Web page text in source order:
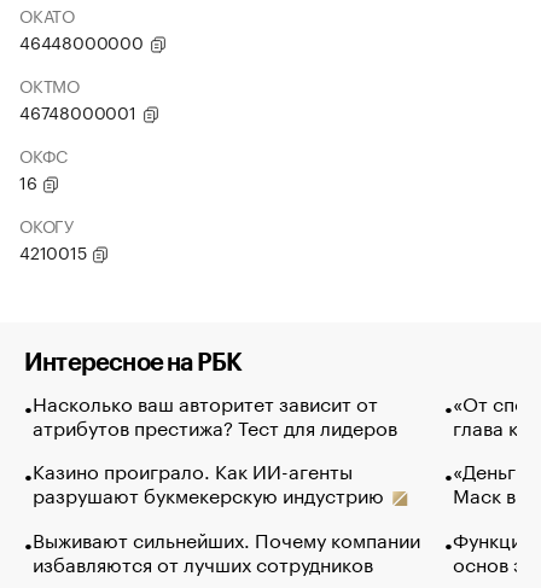
ОКАТО
46448000000
ОКТМО
46748000001
ОКФС
16
ОКОГУ
4210015
Интересное на РБК
Насколько ваш авторитет зависит от
атрибутов престижа? Тест для лидеров
Казино проиграло. Как ИИ-агенты
разрушают букмекерскую индустрию
Выживают сильнейших. Почему компании
избавляются от лучших сотрудников
«От
глава
«Деньги
Маск в
Функции
основ